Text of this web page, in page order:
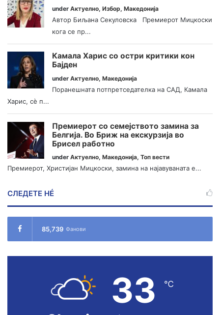
under Актуелно, Избор, Македонија
Автор Биљана Секуловска Премиерот Мицкоски
кога се пр...
Камала Харис со остри критики кон
Бајден
under Актуелно, Македонија
Поранешната потпретседателка на САД, Камала
Харис, сè п...
Премиерот со семејството замина за
Белгија. Во Бриж на екскурзија во
Брисел работно
under Актуелно, Македонија, Топ вести
Премиерот, Христијан Мицкоски, замина на најавуваната е...
СЛЕДЕТЕ НÉ
85,739 Фанови
33 ℃